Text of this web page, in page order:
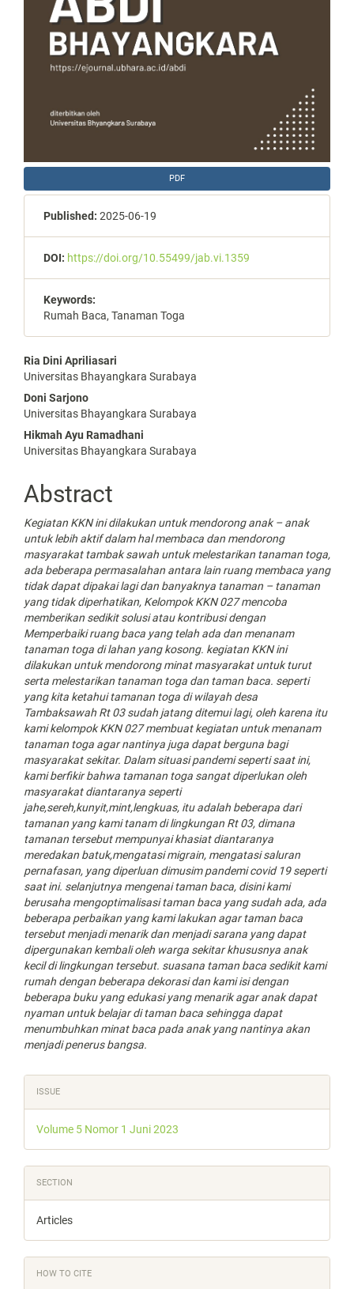
PDF
Published: 2025-06-19
DOI: https://doi.org/10.55499/jab.vi.1359
Keywords:
Rumah Baca, Tanaman Toga
Main
Article
Content
Ria Dini Apriliasari
Universitas Bhayangkara Surabaya
Doni Sarjono
Universitas Bhayangkara Surabaya
Hikmah Ayu Ramadhani
Universitas Bhayangkara Surabaya
Abstract
Kegiatan KKN ini dilakukan untuk mendorong anak – anak
untuk lebih aktif dalam hal membaca dan mendorong
masyarakat tambak sawah untuk melestarikan tanaman toga,
ada beberapa permasalahan antara lain ruang membaca yang
tidak dapat dipakai lagi dan banyaknya tanaman – tanaman
yang tidak diperhatikan, Kelompok KKN 027 mencoba
memberikan sedikit solusi atau kontribusi dengan
Memperbaiki ruang baca yang telah ada dan menanam
tanaman toga di lahan yang kosong. kegiatan KKN ini
dilakukan untuk mendorong minat masyarakat untuk turut
serta melestarikan tanaman toga dan taman baca. seperti
yang kita ketahui tamanan toga di wilayah desa
Tambaksawah Rt 03 sudah jatang ditemui lagi, oleh karena itu
kami kelompok KKN 027 membuat kegiatan untuk menanam
tanaman toga agar nantinya juga dapat berguna bagi
masyarakat sekitar. Dalam situasi pandemi seperti saat ini,
kami berfikir bahwa tamanan toga sangat diperlukan oleh
masyarakat diantaranya seperti
jahe,sereh,kunyit,mint,lengkuas, itu adalah beberapa dari
tamanan yang kami tanam di lingkungan Rt 03, dimana
tamanan tersebut mempunyai khasiat diantaranya
meredakan batuk,mengatasi migrain, mengatasi saluran
pernafasan, yang diperluan dimusim pandemi covid 19 seperti
saat ini. selanjutnya mengenai taman baca, disini kami
berusaha mengoptimalisasi taman baca yang sudah ada, ada
beberapa perbaikan yang kami lakukan agar taman baca
tersebut menjadi menarik dan menjadi sarana yang dapat
dipergunakan kembali oleh warga sekitar khususnya anak
kecil di lingkungan tersebut. suasana taman baca sedikit kami
rumah dengan beberapa dekorasi dan kami isi dengan
beberapa buku yang edukasi yang menarik agar anak dapat
nyaman untuk belajar di taman baca sehingga dapat
menumbuhkan minat baca pada anak yang nantinya akan
menjadi penerus bangsa.
Article
Details
ISSUE
Volume 5 Nomor 1 Juni 2023
SECTION
Articles
HOW TO CITE